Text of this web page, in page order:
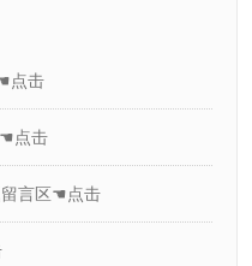
点击
☚点击
留言区☚点击